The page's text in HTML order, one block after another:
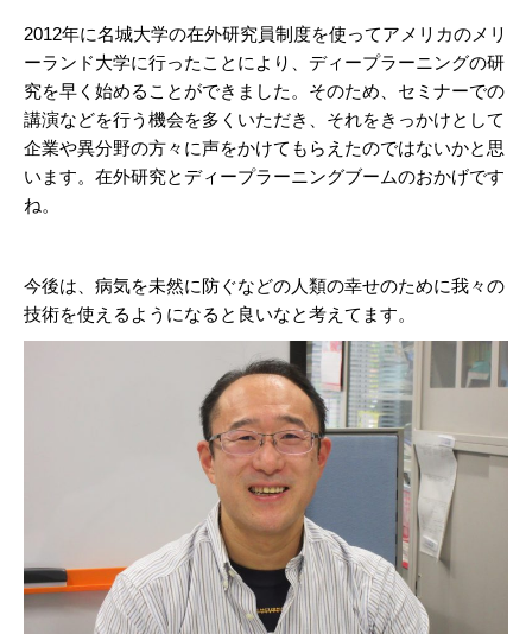
2012年に名城大学の在外研究員制度を使ってアメリカのメリ
ーランド大学に行ったことにより、ディープラーニングの研
究を早く始めることができました。そのため、セミナーでの
講演などを行う機会を多くいただき、それをきっかけとして
企業や異分野の方々に声をかけてもらえたのではないかと思
います。在外研究とディープラーニングブームのおかげです
ね。
今後は、病気を未然に防ぐなどの人類の幸せのために我々の
技術を使えるようになると良いなと考えてます。